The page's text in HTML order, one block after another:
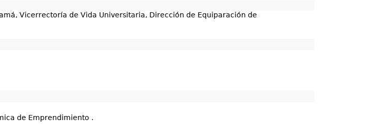
Vicerrectoría de Vida Universitaria, Dirección de Equiparación de
de Emprendimiento .